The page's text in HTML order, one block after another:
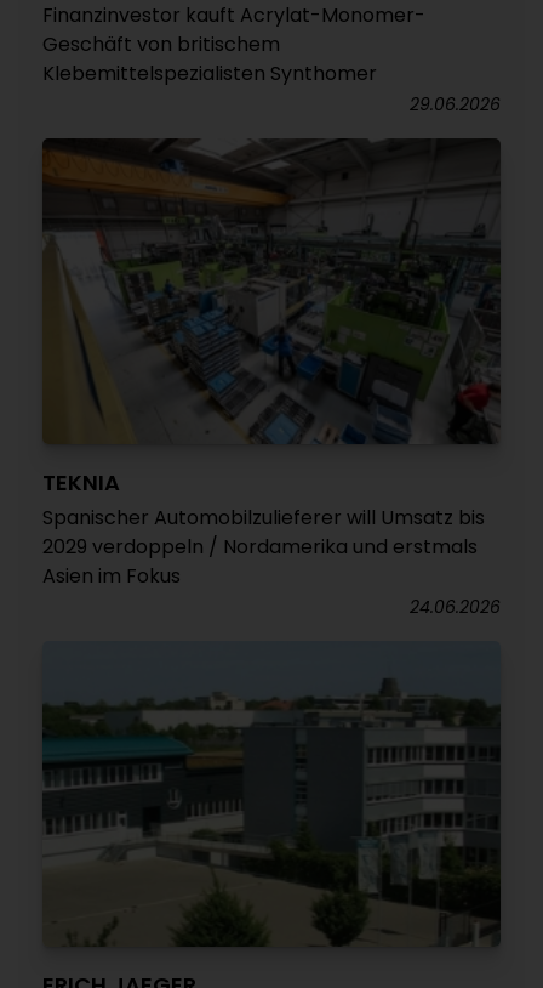
Finanzinvestor kauft Acrylat-Monomer-
Geschäft von britischem
Klebemittelspezialisten Synthomer
29.06.2026
TEKNIA
Spanischer Automobilzulieferer will Umsatz bis
2029 verdoppeln / Nordamerika und erstmals
Asien im Fokus
24.06.2026